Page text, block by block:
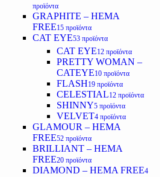
προϊόντα
GRAPHITE – HEMA
FREE15 προϊόντα
CAT EYE53 προϊόντα
CAT EYE12 προϊόντα
PRETTY WOMAN –
CATEYE10 προϊόντα
FLASH19 προϊόντα
CELESTIAL12 προϊόντα
SHINNY5 προϊόντα
VELVET4 προϊόντα
GLAMOUR – HEMA
FREE52 προϊόντα
BRILLIANT – HEMA
FREE20 προϊόντα
DIAMOND – HEMA FREE4